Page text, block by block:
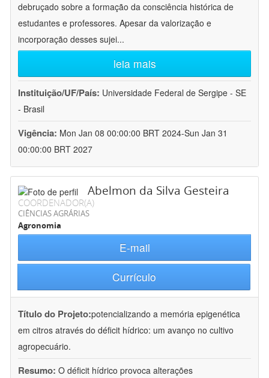
debruçado sobre a formação da consciência histórica de
estudantes e professores. Apesar da valorização e
incorporação desses sujei...
leia mais
Instituição/UF/País: Universidade Federal de Sergipe - SE
- Brasil
Vigência: Mon Jan 08 00:00:00 BRT 2024-Sun Jan 31
00:00:00 BRT 2027
Abelmon da Silva Gesteira
COORDENADOR(A)
CIÊNCIAS AGRÁRIAS
Agronomia
E-mail
Currículo
Título do Projeto:potencializando a memória epigenética
em citros através do déficit hídrico: um avanço no cultivo
agropecuário.
Resumo: O déficit hídrico provoca alterações